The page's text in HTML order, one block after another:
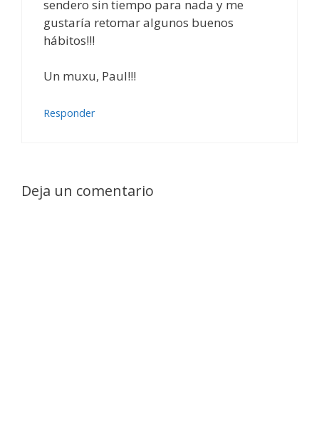
sendero sin tiempo para nada y me
gustaría retomar algunos buenos
hábitos!!!
Un muxu, Paul!!!
Responder
Deja un comentario